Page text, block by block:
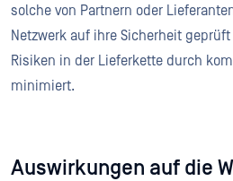
solche von Partnern oder
Netzwerk auf ihre Sicherheit
Risiken in der Lieferkette durch
minimiert.
Auswirkungen auf die